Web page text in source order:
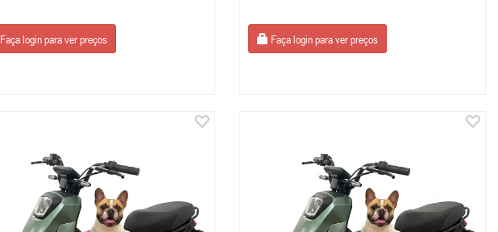
Faça login para ver preços Faça login para ver preços